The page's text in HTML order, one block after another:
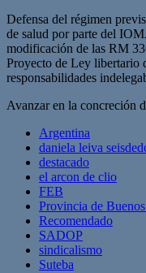
Defensa del régimen
de salud por parte del
modificación de las RM
Proyecto de Ley libertario
responsabilidades
Avanzar en la concreción
Argentina
daniela leiva
destacado
el arcon de clio
FEB
Provincia de
Recomendado
SADOP
sindicalismo
Suteba